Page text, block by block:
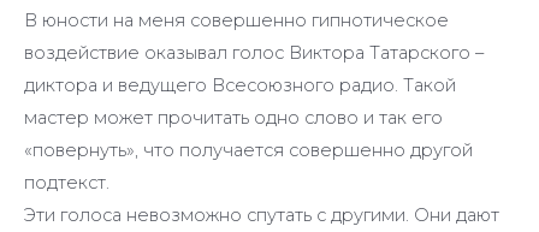
В юности на меня совершенно гипнотическое
воздействие оказывал голос Виктора Татарского –
диктора и ведущего Всесоюзного радио. Такой
мастер может прочитать одно слово и так его
«повернуть», что получается совершенно другой
подтекст.
Эти голоса невозможно спутать с другими. Они дают